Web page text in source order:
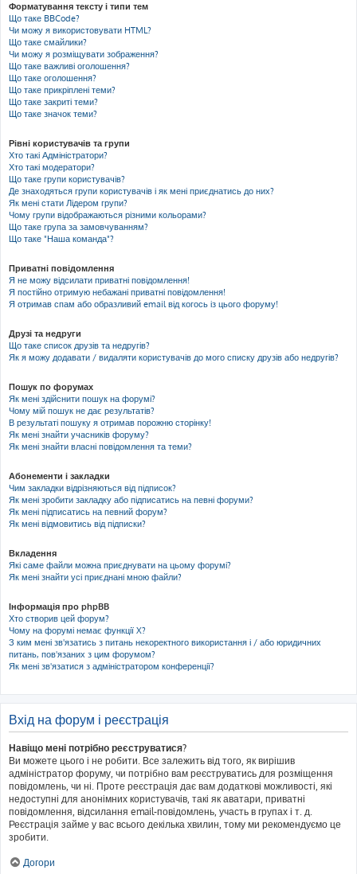
Форматування тексту і типи тем
Що таке BBCode?
Чи можу я використовувати HTML?
Що таке смайлики?
Чи можу я розміщувати зображення?
Що таке важливі оголошення?
Що таке оголошення?
Що таке прикріплені теми?
Що таке закриті теми?
Що таке значок теми?
Рівні користувачів та групи
Хто такі Адміністратори?
Хто такі модератори?
Що таке групи користувачів?
Де знаходяться групи користувачів і як мені приєднатись до них?
Як мені стати Лідером групи?
Чому групи відображаються різними кольорами?
Що таке група за замовчуванням?
Що таке "Наша команда"?
Приватні повідомлення
Я не можу відсилати приватні повідомлення!
Я постійно отримую небажані приватні повідомлення!
Я отримав спам або образливий email від когось із цього форуму!
Друзі та недруги
Що таке список друзів та недругів?
Як я можу додавати / видаляти користувачів до мого списку друзів або недругів?
Пошук по форумах
Як мені здійснити пошук на форумі?
Чому мій пошук не дає результатів?
В результаті пошуку я отримав порожню сторінку!
Як мені знайти учасників форуму?
Як мені знайти власні повідомлення та теми?
Абонементи і закладки
Чим закладки відрізняються від підписок?
Як мені зробити закладку або підписатись на певні форуми?
Як мені підписатись на певний форум?
Як мені відмовитись від підписки?
Вкладення
Які саме файли можна приєднувати на цьому форумі?
Як мені знайти усі приєднані мною файли?
Інформація про phpBB
Хто створив цей форум?
Чому на форумі немає функції X?
З ким мені зв'язатись з питань некоректного використання і / або юридичних
питань, пов'язаних з цим форумом?
Як мені зв'язатися з адміністратором конференції?
Вхід на форум і реєстрація
Навіщо мені потрібно реєструватися?
Ви можете цього і не робити. Все залежить від того, як вирішив
адміністратор форуму, чи потрібно вам реєструватись для розміщення
повідомлень, чи ні. Проте реєстрація дає вам додаткові можливості, які
недоступні для анонімних користувачів, такі як аватари, приватні
повідомлення, відсилання email-повідомлень, участь в групах і т. д.
Реєстрація займе у вас всього декілька хвилин, тому ми рекомендуємо це
зробити.
Догори